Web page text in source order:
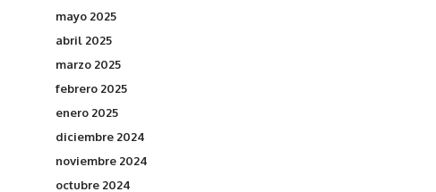
mayo 2025
abril 2025
marzo 2025
febrero 2025
enero 2025
diciembre 2024
noviembre 2024
octubre 2024